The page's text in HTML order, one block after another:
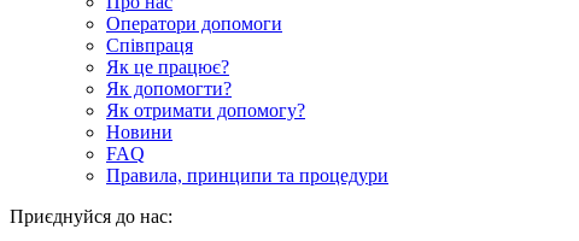
Оператори допомоги
Співпраця
Як це працює?
Як допомогти?
Як отримати допомогу?
Новини
FAQ
Правила, принципи та процедури
Приєднуйся до нас: